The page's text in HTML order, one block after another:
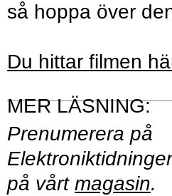
så hoppa över
Du hittar filmen
Prenumerera på
på vårt magasin.